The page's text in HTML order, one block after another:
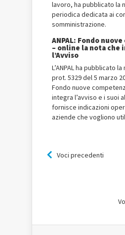
lavoro, ha pubblicato la
periodica dedicata ai
somministrazione.
ANPAL: Fondo
– online la nota che
l’Avviso
L’ANPAL ha pubblicato
prot. 5329 del 5 marzo
Fondo nuove
integra l’avviso e i suoi
fornisce indicazioni
aziende che vogliono
Voci precedenti